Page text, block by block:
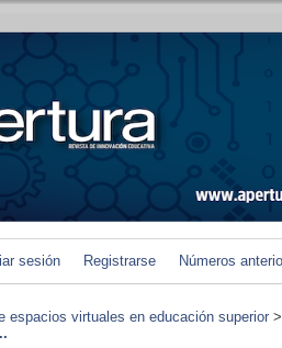
sesión Registrarse Números
espacios virtuales en educación superior